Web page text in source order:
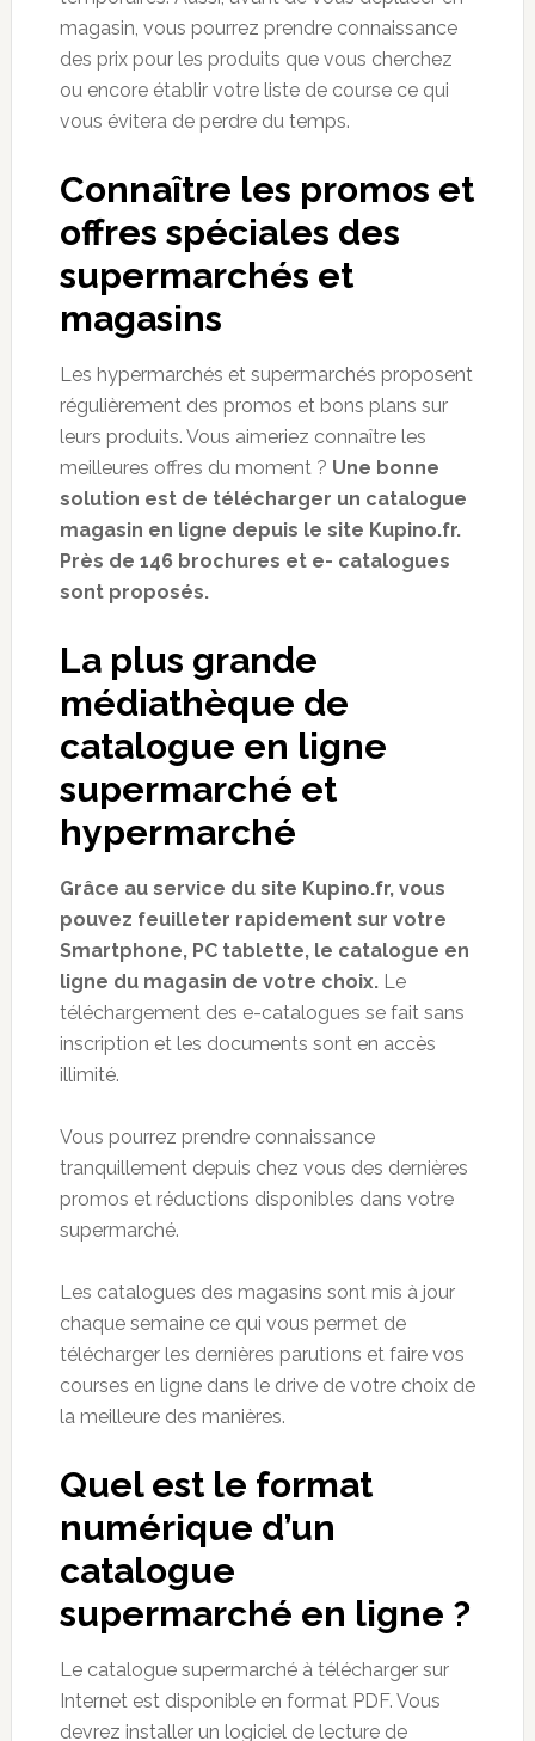
magasin, vous pourrez prendre connaissance
des prix pour les produits que vous cherchez
ou encore établir votre liste de course ce qui
vous évitera de perdre du temps.
Connaître les promos et
offres spéciales des
supermarchés et
magasins
Les hypermarchés et supermarchés proposent
régulièrement des promos et bons plans sur
leurs produits. Vous aimeriez connaître les
meilleures offres du moment ? Une bonne
solution est de télécharger un catalogue
magasin en ligne depuis le site Kupino.fr.
Près de 146 brochures et e- catalogues
sont proposés.
La plus grande
médiathèque de
catalogue en ligne
supermarché et
hypermarché
Grâce au service du site Kupino.fr, vous
pouvez feuilleter rapidement sur votre
Smartphone, PC tablette, le catalogue en
ligne du magasin de votre choix.Le
téléchargement des e-catalogues se fait sans
inscription et les documents sont en accès
illimité.
Vous pourrez prendre connaissance
tranquillement depuis chez vous des dernières
promos et réductions disponibles dans votre
supermarché.
Les catalogues des magasins sont mis à jour
chaque semaine ce qui vous permet de
télécharger les dernières parutions et faire vos
courses en ligne dans le drive de votre choix de
la meilleure des manières.
Quel est le format
numérique d’un
catalogue
supermarché en ligne ?
Le catalogue supermarché à télécharger sur
Internet est disponible en format PDF. Vous
devrez installer un logiciel de lecture de